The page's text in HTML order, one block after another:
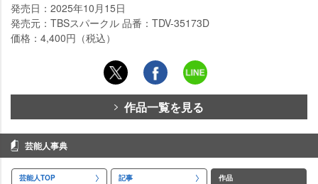
発売日：2025年10月15日
発売元：TBSスパークル 品番：TDV-35173D
価格：4,400円（税込）
作品一覧を見る
芸能人事典
芸能人TOP 記事 作品